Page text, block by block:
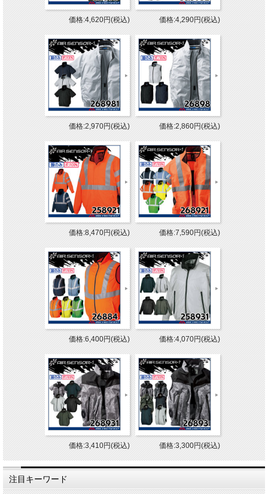
価格:4,620円(税込) 価格:4,290円(税込)
価格:2,970円(税込) 価格:2,860円(税込)
価格:8,470円(税込) 価格:7,590円(税込)
価格:6,400円(税込) 価格:4,070円(税込)
価格:3,410円(税込) 価格:3,300円(税込)
注目キーワード